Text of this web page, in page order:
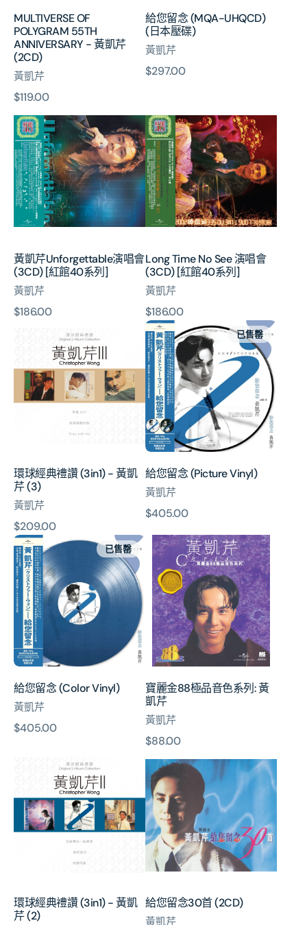
MULTIVERSE OF
POLYGRAM 55TH
ANNIVERSARY - 黃凱芹
(2CD)
黃凱芹
原
價
$119.00
給您留念 (MQA-UHQCD)
(日本壓碟)
黃凱芹
原
$297.00
黃
凱
芹
Unforgettable
演
唱
會
(3CD)
40
系
列]
黃凱芹Unforgettable演唱會
(3CD) [紅館40系列]
黃凱芹
原
$186.00
Long
Time
No
See
演
唱
會
(3CD)
40
系
列]
Long Time No See 演唱會
(3CD) [紅館40系列]
黃凱芹
原
價
$186.00
典
讚
芹
(3)
環球經典禮讚 (3in1) - 黃凱
芹 (3)
黃凱芹
原
價
$209.00
給
您
留
念
(Picture
Vinyl)
已售罄
給您留念 (Picture Vinyl)
黃凱芹
原
$405.00
給
您
留
念
(Color
Vinyl)
已售罄
給您留念 (Color Vinyl)
黃凱芹
原
$405.00
寶
麗
88
極
品
音
色
系
黃
凱
芹
寶麗金88極品音色系列: 黃
凱芹
黃凱芹
原
價
$88.00
典
讚
芹
(2)
環球經典禮讚 (3in1) - 黃凱
芹 (2)
給
您
留
念
30
首
(2CD)
給您留念30首 (2CD)
黃凱芹